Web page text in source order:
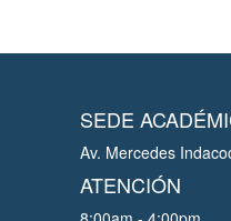
SEDE
Av. Mercedes
ATENCIÓN